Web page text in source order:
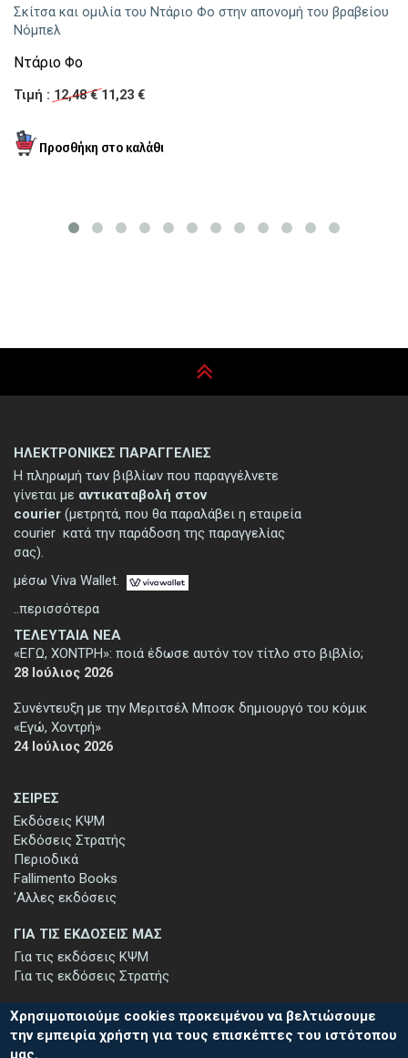
Σκίτσα και ομιλία του Ντάριο Φο στην απονομή του βραβείου
Νόμπελ
Ντάριο Φο
Τιμή : 12,48 €11,23 €
ΣΕΙΡΕΣ
Εκδόσεις ΚΨΜ
Εκδόσεις Στρατής
Περιοδικά
Fallimento Books
'Αλλες εκδόσεις
ΤΕΛΕΥΤΑΙΑ ΝΕΑ
«ΕΓΩ, ΧΟΝΤΡΗ»: ποιά έδωσε αυτόν τον τίτλο στο βιβλίο;
28 Ιούλιος 2026
Συνέντευξη με την Μεριτσέλ Μποσκ δημιουργό του κόμικ
«Εγώ, Χοντρή»
24 Ιούλιος 2026
ΓΙΑ ΤΙΣ ΕΚΔΟΣΕΙΣ ΜΑΣ
Για τις εκδόσεις ΚΨΜ
Για τις εκδόσεις Στρατής
ΗΛΕΚΤΡΟΝΙΚΕΣ ΠΑΡΑΓΓΕΛΙΕΣ
Η πληρωμή των βιβλίων που παραγγέλνετε
γίνεται με αντικαταβολή στον
courier (μετρητά, που θα παραλάβει η εταιρεία
courier κατά την παράδοση της παραγγελίας
σας).
μέσω Viva Wallet.
..περισσότερα
Χρησιμοποιούμε cookies προκειμένου να βελτιώσουμε
την εμπειρία χρήστη για τους επισκέπτες του ιστότοπου